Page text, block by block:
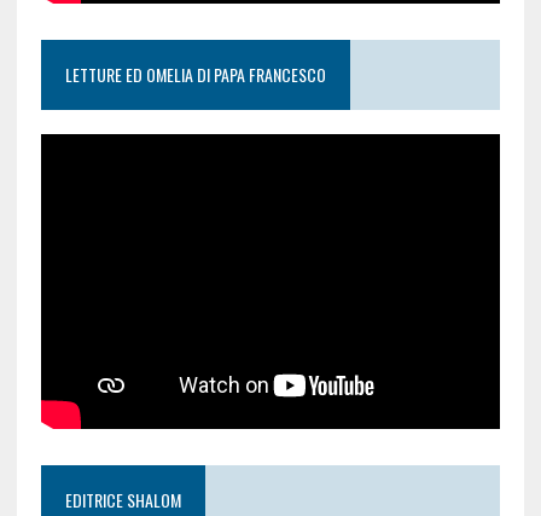
LETTURE ED OMELIA DI PAPA FRANCESCO
EDITRICE SHALOM